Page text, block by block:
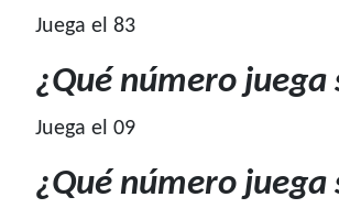
Juega el 83
¿Qué número
Juega el 09
¿Qué número